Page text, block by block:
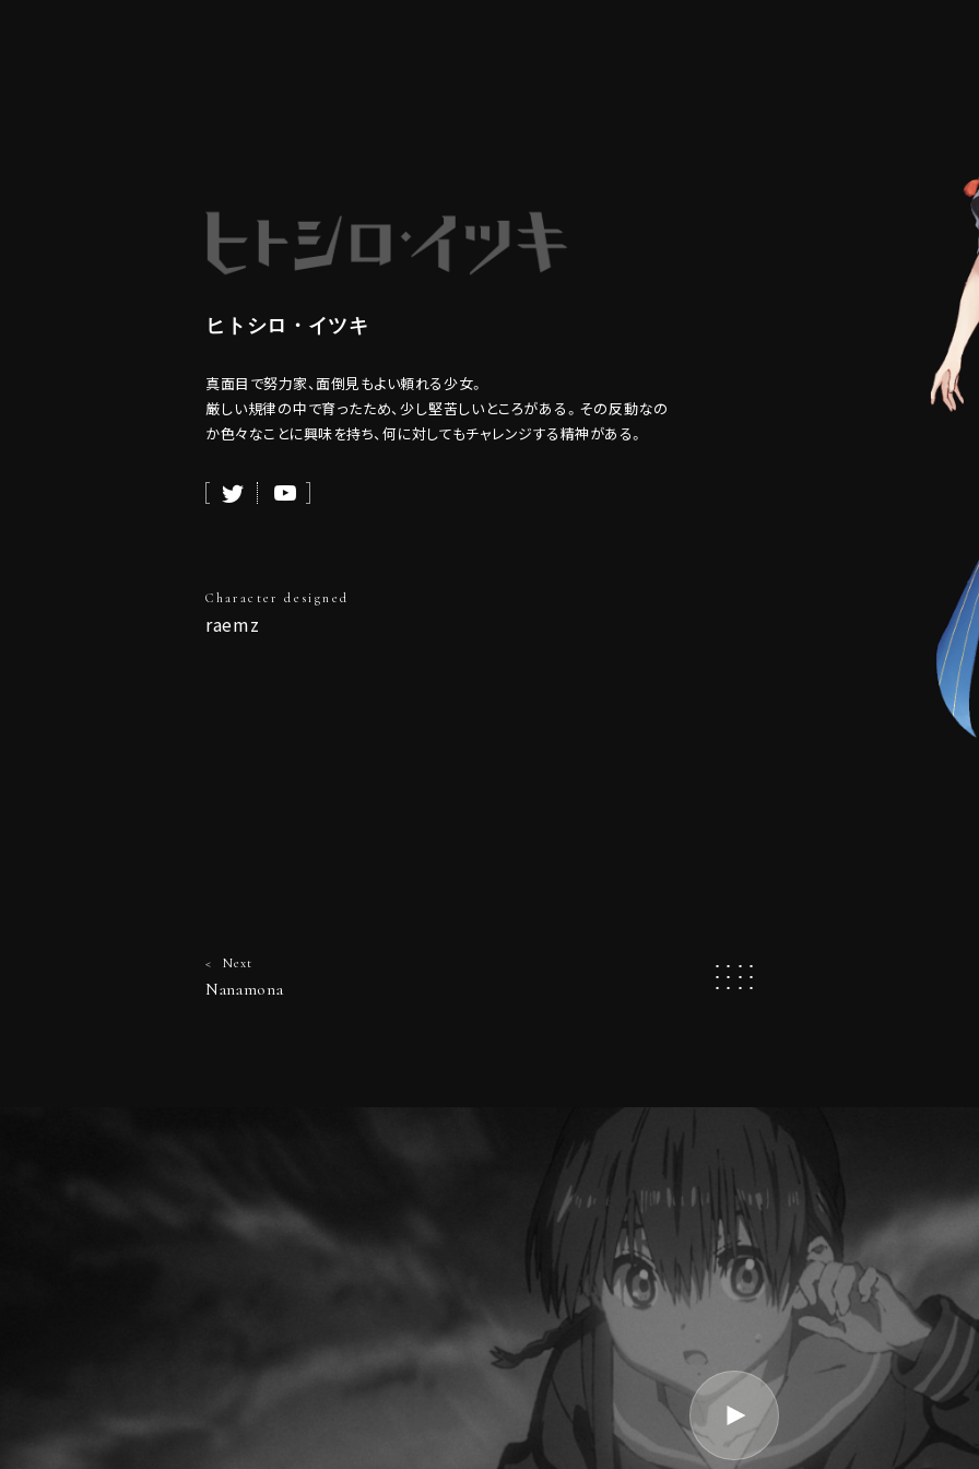
ヒトシロ・イツキ
真面目で努力家、面倒見もよい頼れる少女。
厳しい規律の中で育ったため、少し堅苦しいところがある。その反動なの
か色々なことに興味を持ち、何に対してもチャレンジする精神がある。
Character designed
raemz
Next
Nanamona